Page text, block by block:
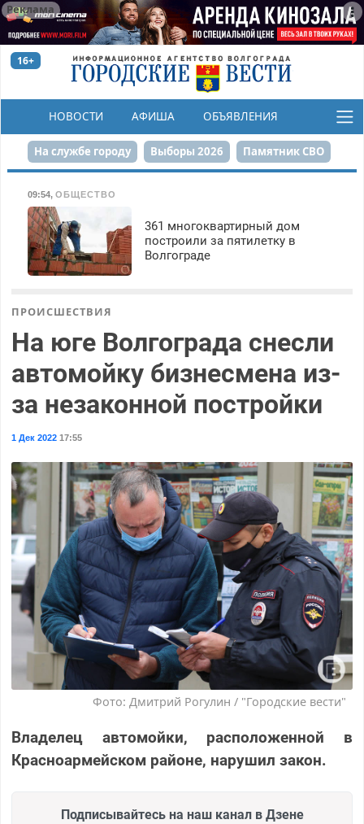
Реклама
16+
НОВОСТИ АФИША ОБЪЯВЛЕНИЯ
КОНКУРСЫ
На службе городу Выборы 2026 Памятник СВО
Набережная День Победы Реконструкция ЦПКиО
80-летие Победы Парк Героев-летчиков
09:54, ОБЩЕСТВО
361 многоквартирный дом
построили за пятилетку в
Волгограде
ПРОИСШЕСТВИЯ
На юге Волгограда снесли
автомойку бизнесмена из-
за незаконной постройки
1 Дек 202217:55
Фото: Дмитрий Рогулин / "Городские вести"
Владелец автомойки, расположенной в
Красноармейском районе, нарушил закон.
Подписывайтесь на наш канал в Дзене